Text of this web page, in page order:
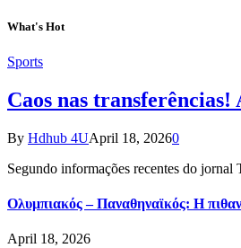
What's Hot
Sports
Caos nas
By Hdhub 4UApril 18, 20260
Segundo informações recentes do
Ολυμπιακός – Παναθηναϊκός: Η
April 18, 2026